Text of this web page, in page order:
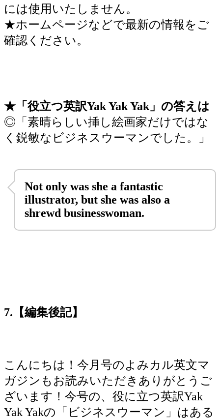
には使用いたしません。
★ホームページなどで最新の情報をご
確認ください。
★「役立つ英訳Yak Yak Yak」の答えは
◎「素晴らしい挿し絵画家だけではな
く鋭敏なビジネスウーマンでした。」
Not only was she a fantastic
illustrator, but she was also a
shrewd businesswoman.
7.【編集後記】
こんにちは！今月号のよみカル英文マ
ガジンもお読みいただきありがとうご
ざいます！今号の、役に立つ英訳Yak
Yak Yakの「ビジネスウーマン」はある